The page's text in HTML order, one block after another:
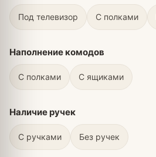
Под телевизор С полками
Наполнение комодов
С полками С ящиками
Наличие ручек
С ручками Без ручек